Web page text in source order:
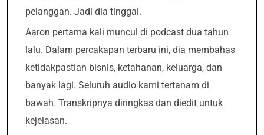
pelanggan. Jadi dia tinggal.
Aaron pertama kali muncul di podcast dua tahun
lalu. Dalam percakapan terbaru ini, dia membahas
ketidakpastian bisnis, ketahanan, keluarga, dan
banyak lagi. Seluruh audio kami tertanam di
bawah. Transkripnya diringkas dan diedit untuk
kejelasan.